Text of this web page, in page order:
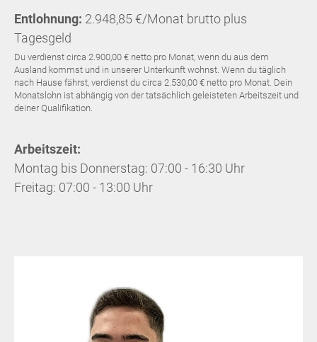
Entlohnung: 2.948,85 €/Monat brutto plus
Tagesgeld
Du verdienst circa 2.900,00 € netto pro Monat, wenn du aus dem
Ausland kommst und in unserer Unterkunft wohnst. Wenn du täglich
nach Hause fährst, verdienst du circa 2.530,00 € netto pro Monat. Dein
Monatslohn ist abhängig von der tatsächlich geleisteten Arbeitszeit und
deiner Qualifikation.
Arbeitszeit:
Montag bis Donnerstag: 07:00 - 16:30 Uhr
Freitag: 07:00 - 13:00 Uhr